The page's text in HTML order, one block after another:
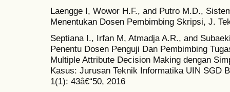
Laengge I, Wowor H.F., and Putro M.D.,
Menentukan Dosen Pembimbing Skripsi, J.
Septiana I., Irfan M, Atmadja A.R., and
Penentu Dosen Penguji Dan Pembimbing
Multiple Attribute Decision Making dengan
Kasus: Jurusan Teknik Informatika UIN SGD
1(1): 43â€“50, 2016